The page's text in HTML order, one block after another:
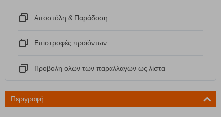
Αποστόλη & Παράδοση
Eπιστροφές προϊόντων
Προβολη ολων των παραλλαγών ως λίστα
Περιγραφή